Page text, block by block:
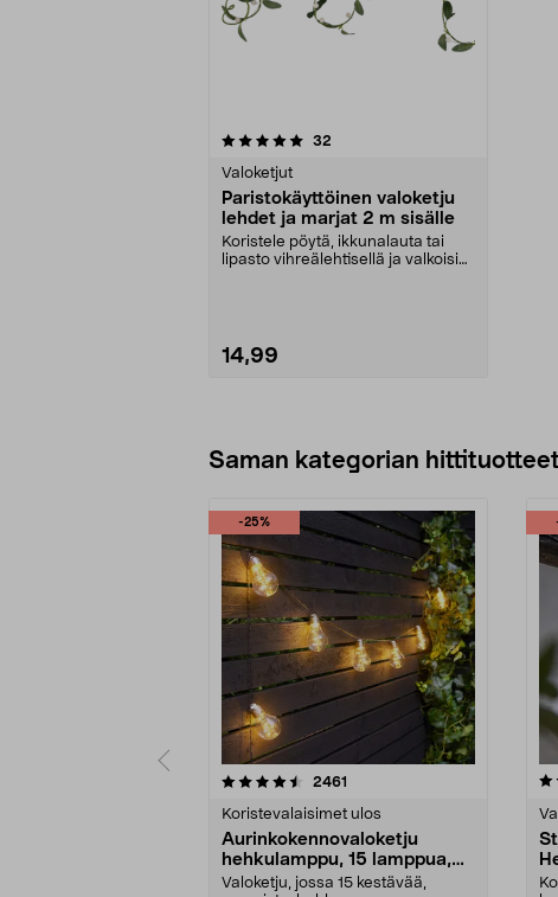
32
Valoketjut
Paristokäyttöinen valoketju
lehdet ja marjat 2 m sisälle
Koristele pöytä, ikkunalauta tai
lipasto vihreälehtisellä ja valkoisin
14,99
Saman kategorian
-25%
2461
Koristevalaisimet ulos
Aurinkokennovaloketju
hehkulamppu, 15 lamppua,
7,2 m
Valoketju, jossa 15 kestävää,
4.0 viidestä